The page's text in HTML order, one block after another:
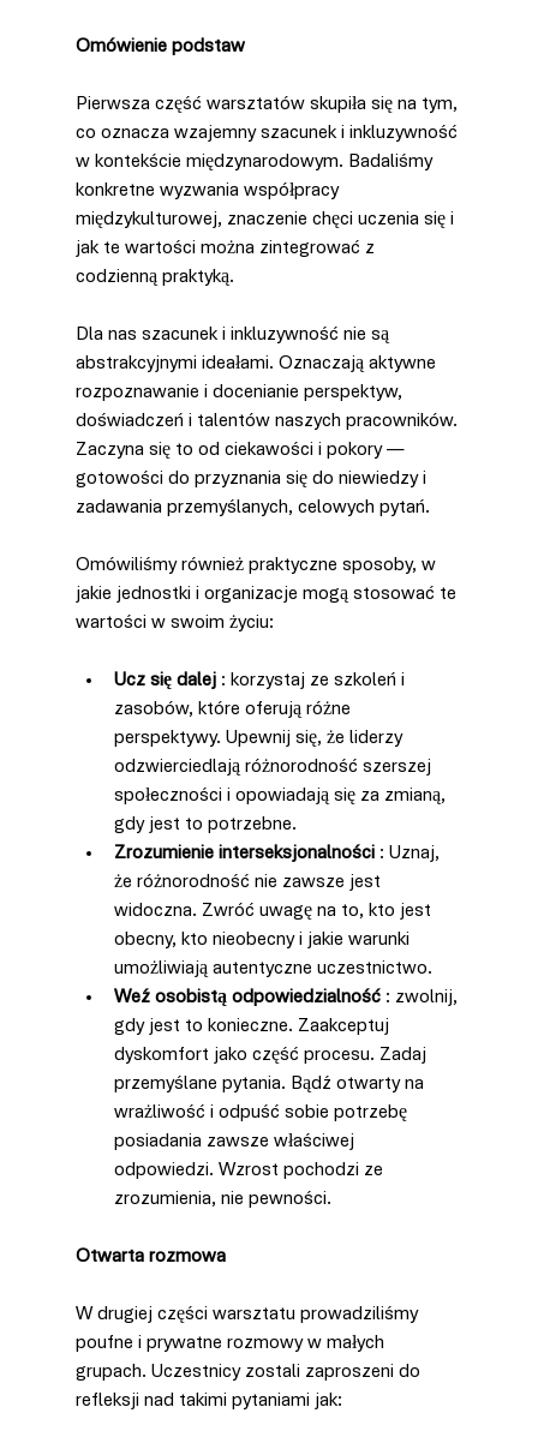
Omówienie podstaw
Pierwsza część warsztatów skupiła się na tym,
co oznacza wzajemny szacunek i inkluzywność
w kontekście międzynarodowym. Badaliśmy
konkretne wyzwania współpracy
międzykulturowej, znaczenie chęci uczenia się i
jak te wartości można zintegrować z
codzienną praktyką.
Dla nas szacunek i inkluzywność nie są
abstrakcyjnymi ideałami. Oznaczają aktywne
rozpoznawanie i docenianie perspektyw,
doświadczeń i talentów naszych pracowników.
Zaczyna się to od ciekawości i pokory —
gotowości do przyznania się do niewiedzy i
zadawania przemyślanych, celowych pytań.
Omówiliśmy również praktyczne sposoby, w
jakie jednostki i organizacje mogą stosować te
wartości w swoim życiu:
Ucz się dalej : korzystaj ze szkoleń i
zasobów, które oferują różne
perspektywy. Upewnij się, że liderzy
odzwierciedlają różnorodność szerszej
społeczności i opowiadają się za zmianą,
gdy jest to potrzebne.
Zrozumienie interseksjonalności : Uznaj,
że różnorodność nie zawsze jest
widoczna. Zwróć uwagę na to, kto jest
obecny, kto nieobecny i jakie warunki
umożliwiają autentyczne uczestnictwo.
Weź osobistą odpowiedzialność : zwolnij,
gdy jest to konieczne. Zaakceptuj
dyskomfort jako część procesu. Zadaj
przemyślane pytania. Bądź otwarty na
wrażliwość i odpuść sobie potrzebę
posiadania zawsze właściwej
odpowiedzi. Wzrost pochodzi ze
zrozumienia, nie pewności.
Otwarta rozmowa
W drugiej części warsztatu prowadziliśmy
poufne i prywatne rozmowy w małych
grupach. Uczestnicy zostali zaproszeni do
refleksji nad takimi pytaniami jak: